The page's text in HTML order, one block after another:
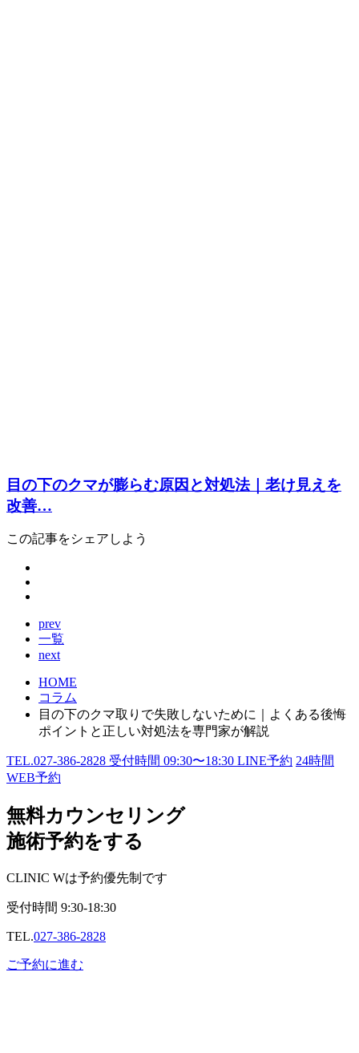
目の下のクマが膨らむ原因と対処法｜老け見えを
改善…
この記事をシェアしよう
prev
一覧
next
HOME
コラム
目の下のクマ取りで失敗しないために｜よくある後悔
ポイントと正しい対処法を専門家が解説
TEL.027-386-2828 受付時間 09:30〜18:30 LINE予約 24時間
WEB予約
無料カウンセリング
施術予約をする
CLINIC Wは予約優先制です
受付時間 9:30-18:30
TEL.027-386-2828
ご予約に進む